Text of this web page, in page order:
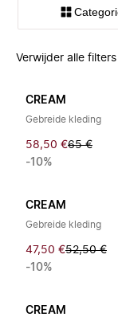
Verwijder alle filters
CREAM
Gebreide kleding
58,50 €65 €
-10%
CREAM
Gebreide kleding
47,50 €52,50 €
-10%
CREAM